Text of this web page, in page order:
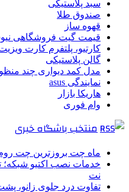
سبد پلاستیکی
صندوق طلا
قهوه ساز
قیمت گیت فروشگاهی
کارتیو، پلتفرم کارت
گالن پلاستیکی
مدل کمد دیواری چند
نمایندگی asus
هاریکا بازار
وام فوری
منتخب باشگاه خبری
ماه چت بروزترین چت روم
خدمات نصب اکتیو شبکه؛
نت
تفاوت درد جلوی زانو،